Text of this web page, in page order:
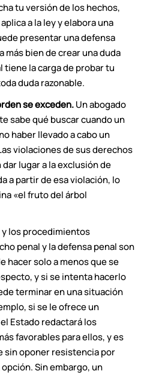
tu versión de los hechos,
a la ley y elabora una
presentar una defensa
más bien de crear una duda
tiene la carga de probar tu
duda razonable.
se exceden.Un abogado
sabe qué buscar cuando un
haber llevado a cabo un
violaciones de sus derechos
lugar a la exclusión de
a partir de esa violación, lo
«el fruto del árbol
y los procedimientos
penal y la defensa penal son
hacer solo a menos que se
y si se intenta hacerlo
terminar en una situación
si se le ofrece un
Estado redactará los
favorables para ellos, y es
sin oponer resistencia por
Sin embargo, un